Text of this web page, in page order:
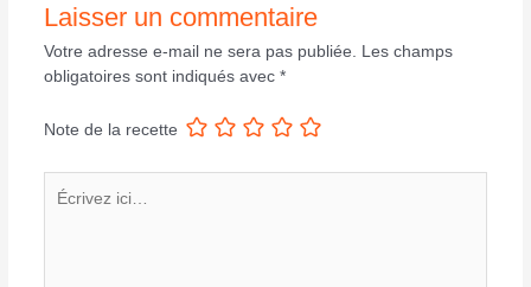
Laisser un commentaire
Votre adresse e-mail ne sera pas publiée.
Les champs
obligatoires sont indiqués avec *
Note de la recette
ici…